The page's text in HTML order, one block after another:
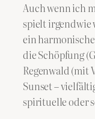
Auch wenn ich
spielt irgendwie
ein
die Schöpfung
Regenwald (mit
Sunset –
spirituelle oder